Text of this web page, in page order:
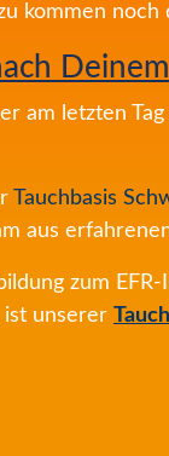
kommen
am letzten
Tauchbasis
aus
zum
ist unserer